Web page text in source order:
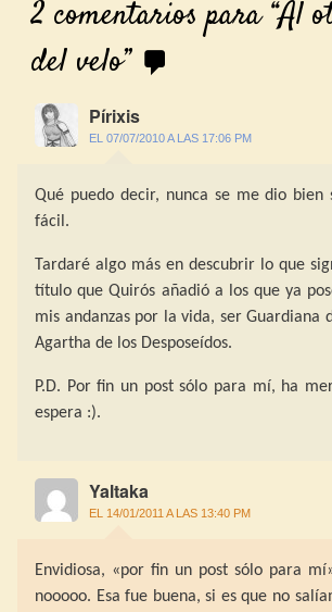
2 comentarios para “Al
del velo”
Pírixis
EL 07/07/2010 A LAS 17:06 PM
Qué puedo decir, nunca se me dio bien
fácil.
Tardaré algo más en descubrir lo que
título que Quirós añadió a los que ya
mis andanzas por la vida, ser Guardiana
Agartha de los Desposeídos.
P.D. Por fin un post sólo para mí, ha
espera :).
Yaltaka
EL 14/01/2011 A LAS 13:40 PM
Envidiosa, «por fin un post sólo para
nooooo. Esa fue buena, si es que no